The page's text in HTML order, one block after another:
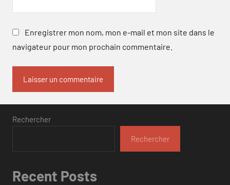
Enregistrer mon nom, mon e-mail et mon site dans le
navigateur pour mon prochain commentaire.
Rechercher
Rechercher
Recent Posts